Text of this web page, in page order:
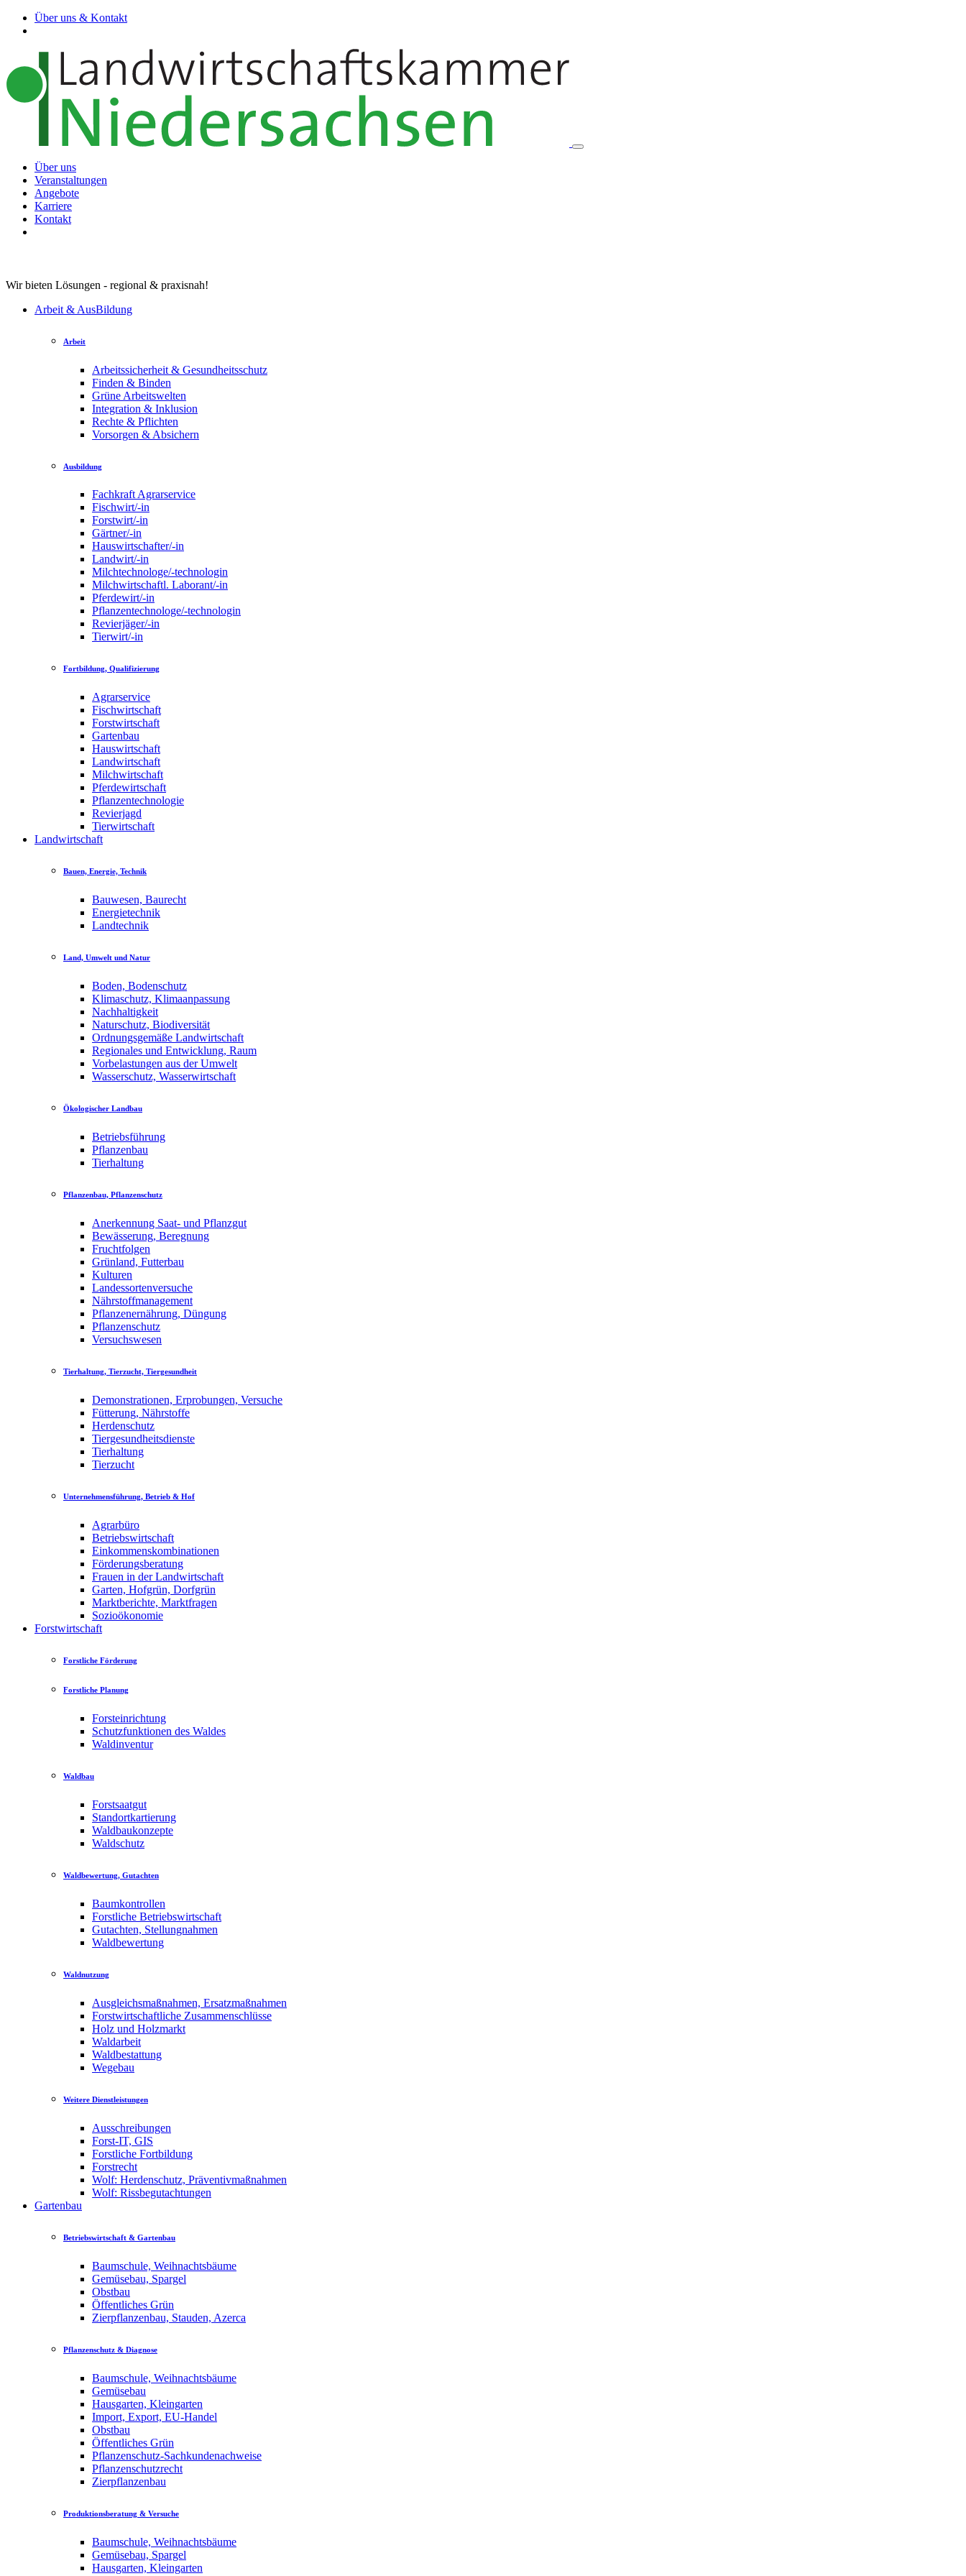
Über uns & Kontakt
Über uns
Veranstaltungen
Angebote
Karriere
Kontakt
Wir bieten Lösungen - regional & praxisnah!
Arbeit & AusBildung
Arbeit
Arbeitssicherheit & Gesundheitsschutz
Finden & Binden
Grüne Arbeitswelten
Integration & Inklusion
Rechte & Pflichten
Vorsorgen & Absichern
Ausbildung
Fachkraft Agrarservice
Fischwirt/-in
Forstwirt/-in
Gärtner/-in
Hauswirtschafter/-in
Landwirt/-in
Milchtechnologe/-technologin
Milchwirtschaftl. Laborant/-in
Pferdewirt/-in
Pflanzentechnologe/-technologin
Revierjäger/-in
Tierwirt/-in
Fortbildung, Qualifizierung
Agrarservice
Fischwirtschaft
Forstwirtschaft
Gartenbau
Hauswirtschaft
Landwirtschaft
Milchwirtschaft
Pferdewirtschaft
Pflanzentechnologie
Revierjagd
Tierwirtschaft
Landwirtschaft
Bauen, Energie, Technik
Bauwesen, Baurecht
Energietechnik
Landtechnik
Land, Umwelt und Natur
Boden, Bodenschutz
Klimaschutz, Klimaanpassung
Nachhaltigkeit
Naturschutz, Biodiversität
Ordnungsgemäße Landwirtschaft
Regionales und Entwicklung, Raum
Vorbelastungen aus der Umwelt
Wasserschutz, Wasserwirtschaft
Ökologischer Landbau
Betriebsführung
Pflanzenbau
Tierhaltung
Pflanzenbau, Pflanzenschutz
Anerkennung Saat- und Pflanzgut
Bewässerung, Beregnung
Fruchtfolgen
Grünland, Futterbau
Kulturen
Landessortenversuche
Nährstoffmanagement
Pflanzenernährung, Düngung
Pflanzenschutz
Versuchswesen
Tierhaltung, Tierzucht, Tiergesundheit
Demonstrationen, Erprobungen, Versuche
Fütterung, Nährstoffe
Herdenschutz
Tiergesundheitsdienste
Tierhaltung
Tierzucht
Unternehmensführung, Betrieb & Hof
Agrarbüro
Betriebswirtschaft
Einkommenskombinationen
Förderungsberatung
Frauen in der Landwirtschaft
Garten, Hofgrün, Dorfgrün
Marktberichte, Marktfragen
Sozioökonomie
Forstwirtschaft
Forstliche Förderung
Forstliche Planung
Forsteinrichtung
Schutzfunktionen des Waldes
Waldinventur
Waldbau
Forstsaatgut
Standortkartierung
Waldbaukonzepte
Waldschutz
Waldbewertung, Gutachten
Baumkontrollen
Forstliche Betriebswirtschaft
Gutachten, Stellungnahmen
Waldbewertung
Waldnutzung
Ausgleichsmaßnahmen, Ersatzmaßnahmen
Forstwirtschaftliche Zusammenschlüsse
Holz und Holzmarkt
Waldarbeit
Waldbestattung
Wegebau
Weitere Dienstleistungen
Ausschreibungen
Forst-IT, GIS
Forstliche Fortbildung
Forstrecht
Wolf: Herdenschutz, Präventivmaßnahmen
Wolf: Rissbegutachtungen
Gartenbau
Betriebswirtschaft & Gartenbau
Baumschule, Weihnachtsbäume
Gemüsebau, Spargel
Obstbau
Öffentliches Grün
Zierpflanzenbau, Stauden, Azerca
Pflanzenschutz & Diagnose
Baumschule, Weihnachtsbäume
Gemüsebau
Hausgarten, Kleingarten
Import, Export, EU-Handel
Obstbau
Öffentliches Grün
Pflanzenschutz-Sachkundenachweise
Pflanzenschutzrecht
Zierpflanzenbau
Produktionsberatung & Versuche
Baumschule, Weihnachtsbäume
Gemüsebau, Spargel
Hausgarten, Kleingarten